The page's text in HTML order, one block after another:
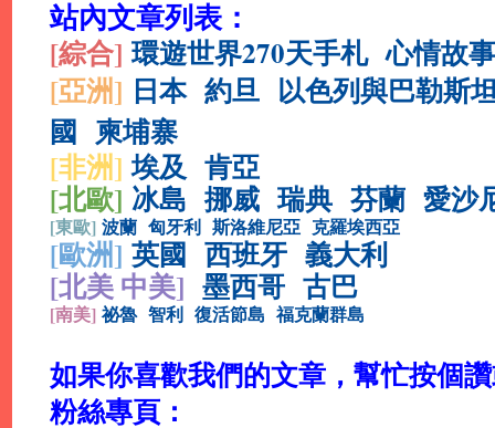
站內文章列表：
[綜合] 環遊世界270天手札 心情故事
[亞洲] 日本 約旦 以色列與巴勒斯
國 柬埔寨
[非洲]埃及 肯亞
[北歐] 冰島 挪威 瑞典 芬蘭 愛沙
[東歐] 波蘭 匈牙利 斯洛維尼亞 克羅埃西亞
[歐洲] 英國 西班牙 義大利
[北美 中美] 墨西哥 古巴
[南美] 祕魯 智利 復活節島 福克蘭群島
如果你喜歡我們的文章，幫忙按個
粉絲專頁：